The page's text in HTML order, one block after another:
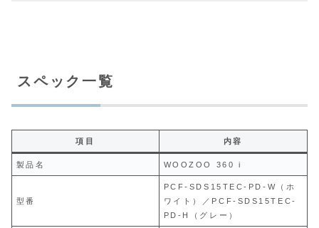
スペック一覧
項目 内容
製品名 WOOZOO 360 i
型番
PCF-SDS15TEC-PD-W（ホ
ワイト）／PCF-SDS15TEC-
PD-H（グレー）